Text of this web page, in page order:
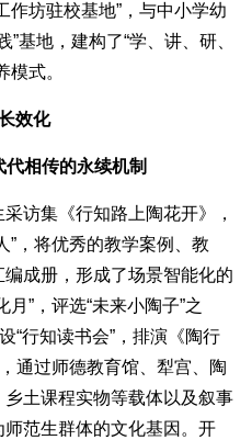
作坊驻校基地”，与中小学幼
基地，建构了“学、讲、研、
模式。
效化
相传的永续机制
访集《行知路上陶花开》，
”，将优秀的教学案例、教
成册，形成了场景智能化的
”，评选“未来小陶子”之
“行知读书会”，排演《陶行
通过师德教育馆、犁宫、陶
土课程实物等载体以及叙事
范生群体的文化基因。开